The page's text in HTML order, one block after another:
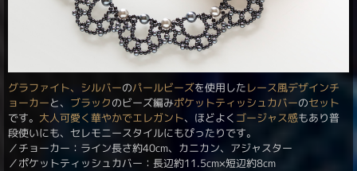
グラファイト、シルバーのパールビーズを使用したレース風デザインチ
ョーカーと、 ブラックのビーズ編みポケットティッシュカバーのセット
です。 大人可愛く華やかでエレガント、ほどよく ゴージャス感もあり普
段使いにも、セレモニースタイルにもぴったりです。
／チョーカー：ライン長さ約40cm、カニカン、アジャスター
／ポケットティッシュカバー：長辺約11.5cm×短辺約8cm